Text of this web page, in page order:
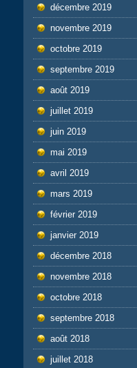
décembre 2019
novembre 2019
octobre 2019
septembre 2019
août 2019
juillet 2019
juin 2019
mai 2019
avril 2019
mars 2019
février 2019
janvier 2019
décembre 2018
novembre 2018
octobre 2018
septembre 2018
août 2018
juillet 2018